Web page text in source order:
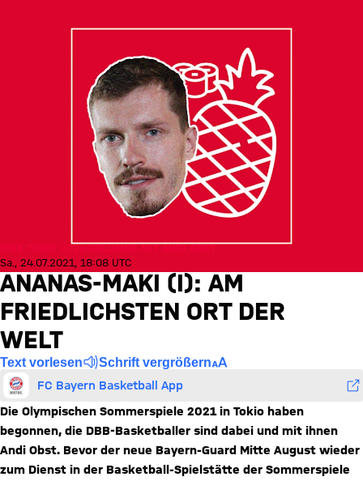
EINE TOKIO 2021-KOLUMNE MIT ANDI OBST
Sa., 24.07.2021, 18:08 UTC
ANANAS-MAKI (I): AM
FRIEDLICHSTEN ORT DER
WELT
Text vorlesen Schrift vergrößern
FC Bayern Basketball App
Die Olympischen Sommerspiele 2021 in Tokio haben
begonnen, die DBB-Basketballer sind dabei und mit ihnen
Andi Obst. Bevor der neue Bayern-Guard Mitte August wieder
zum Dienst in der Basketball-Spielstätte der Sommerspiele